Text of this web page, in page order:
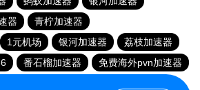
器
青柠加速器
1元机场 银河加速器
荔枝加速器
番石榴加速器
免费海外pvn加速器